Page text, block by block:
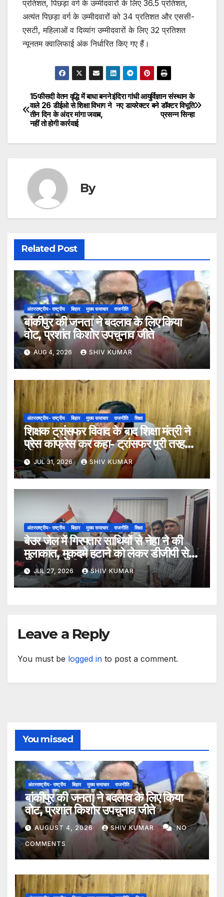
प्रतिशत, पिछड़ा वर्ग के उम्मीदवारों के लिए 36.5 प्रतिशत,
अत्यंत पिछड़ा वर्ग के उम्मीदवारों को 34 प्रतिशत और एससी-
एसटी, महिलाओं व दिव्यांग उम्मीदवारों के लिए 32 प्रतिशत
न्यूनतम क्वालिफाई अंक निर्धारित किए गए हैं।
Post
navigation
इंदिरा गांधी आयुर्विज्ञान संस्थान के
नए डायरेक्टर बने डॉक्टर विभूति
प्रसन्न सिन्हा
15फीसदी वेतन वृद्धि में बाधा बनने
वाले 26 डीईओ से शिक्षा विभाग ने
तीन दिन के अंदर मांगा जवाब,
नहीं तो होगी कार्रवाई
By
Related Post
अंतरराष्ट्रीय- राष्ट्रीय बिहार मुख्य समाचार राजनीति
बांकीपुर की जनता ने बदलाव के लिए किया
वोट, प्रशांत किशोर उपचुनाव जीते
AUG 4, 2026 SHIV KUMAR
अंतरराष्ट्रीय- राष्ट्रीय बिहार मुख्य समाचार राजनीति शिक्षा
शिक्षक ट्रांसफर विवाद के बाद शिक्षा मंत्री ने
प्रेस कांफ्रेस कर कहा- ट्रांसफर पूरी तरह
ऐच्छिक
JUL 31, 2026 SHIV KUMAR
अंतरराष्ट्रीय- राष्ट्रीय बिहार मुख्य समाचार राजनीति शिक्षा
बेउर जेल में गिरफ्तार साथियों से नेहा ने की
मुलाकात, मुकदमे हटाने को लेकर डीजीपी से
मिला प्रतिनिधिमंडल
JUL 27, 2026 SHIV KUMAR
Leave a Reply
You must be logged in to post a comment.
You missed
अंतरराष्ट्रीय- राष्ट्रीय बिहार मुख्य समाचार राजनीति
बांकीपुर की जनता ने बदलाव के लिए किया
वोट, प्रशांत किशोर उपचुनाव जीते
AUGUST 4, 2026 SHIV KUMAR NO
COMMENTS